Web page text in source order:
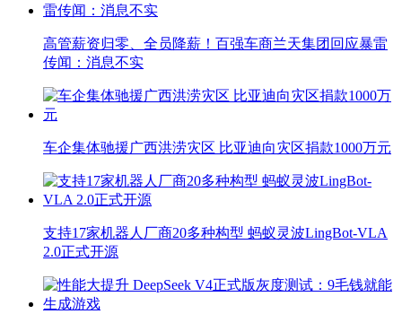
高管薪资归零、全员降薪！百强车商兰天集团回应暴雷
传闻：消息不实
车企集体驰援广西洪涝灾区 比亚迪向灾区捐款1000万元
支持17家机器人厂商20多种构型 蚂蚁灵波LingBot-VLA
2.0正式开源